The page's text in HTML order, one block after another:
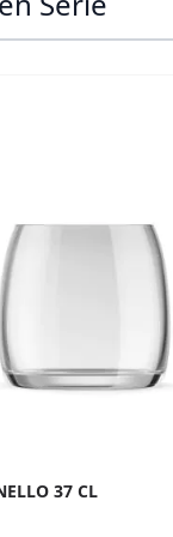
37 CL